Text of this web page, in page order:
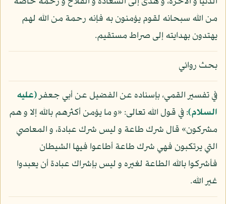
من الله سبحانه لقوم يؤمنون به فإنه رحمة من الله لهم
يهتدون بهدايته إلى صراط مستقيم.
بحث روائي
في تفسير القمي، بإسناده عن الفضيل عن أبي جعفر(عليه
السلام): في قول الله تعالى: «و ما يؤمن أكثرهم بالله إلا و هم
مشركون» قال شرك طاعة و ليس شرك عبادة، و المعاصي
التي يرتكبون فهي شرك طاعة أطاعوا فيها الشيطان
فأشركوا بالله الطاعة لغيره و ليس بإشراك عبادة أن يعبدوا
غير الله.